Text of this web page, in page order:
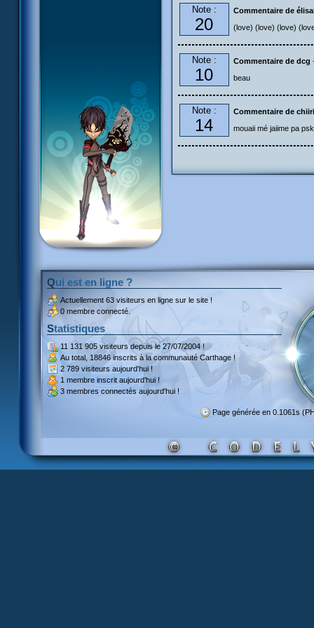
Note :
20
Commentaire de
(love) (love) (love)
Note :
10
Commentaire de dcg
beau
Note :
14
Commentaire de
mouaii mé jaiime pa
Qui est en ligne ?
Actuellement 63 visiteurs en ligne sur le site !
0 membre connecté.
Statistiques
11 131 905 visiteursdepuis le 27/07/2004 !
Au total, 18846 inscritsà la communauté Carthage !
2 789 visiteurs aujourd'hui !
1 membre inscrit aujourd'hui !
3 membres connectés aujourd'hui !
Page générée en 0.1061s